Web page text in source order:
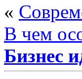
«
В чем
Бизнес